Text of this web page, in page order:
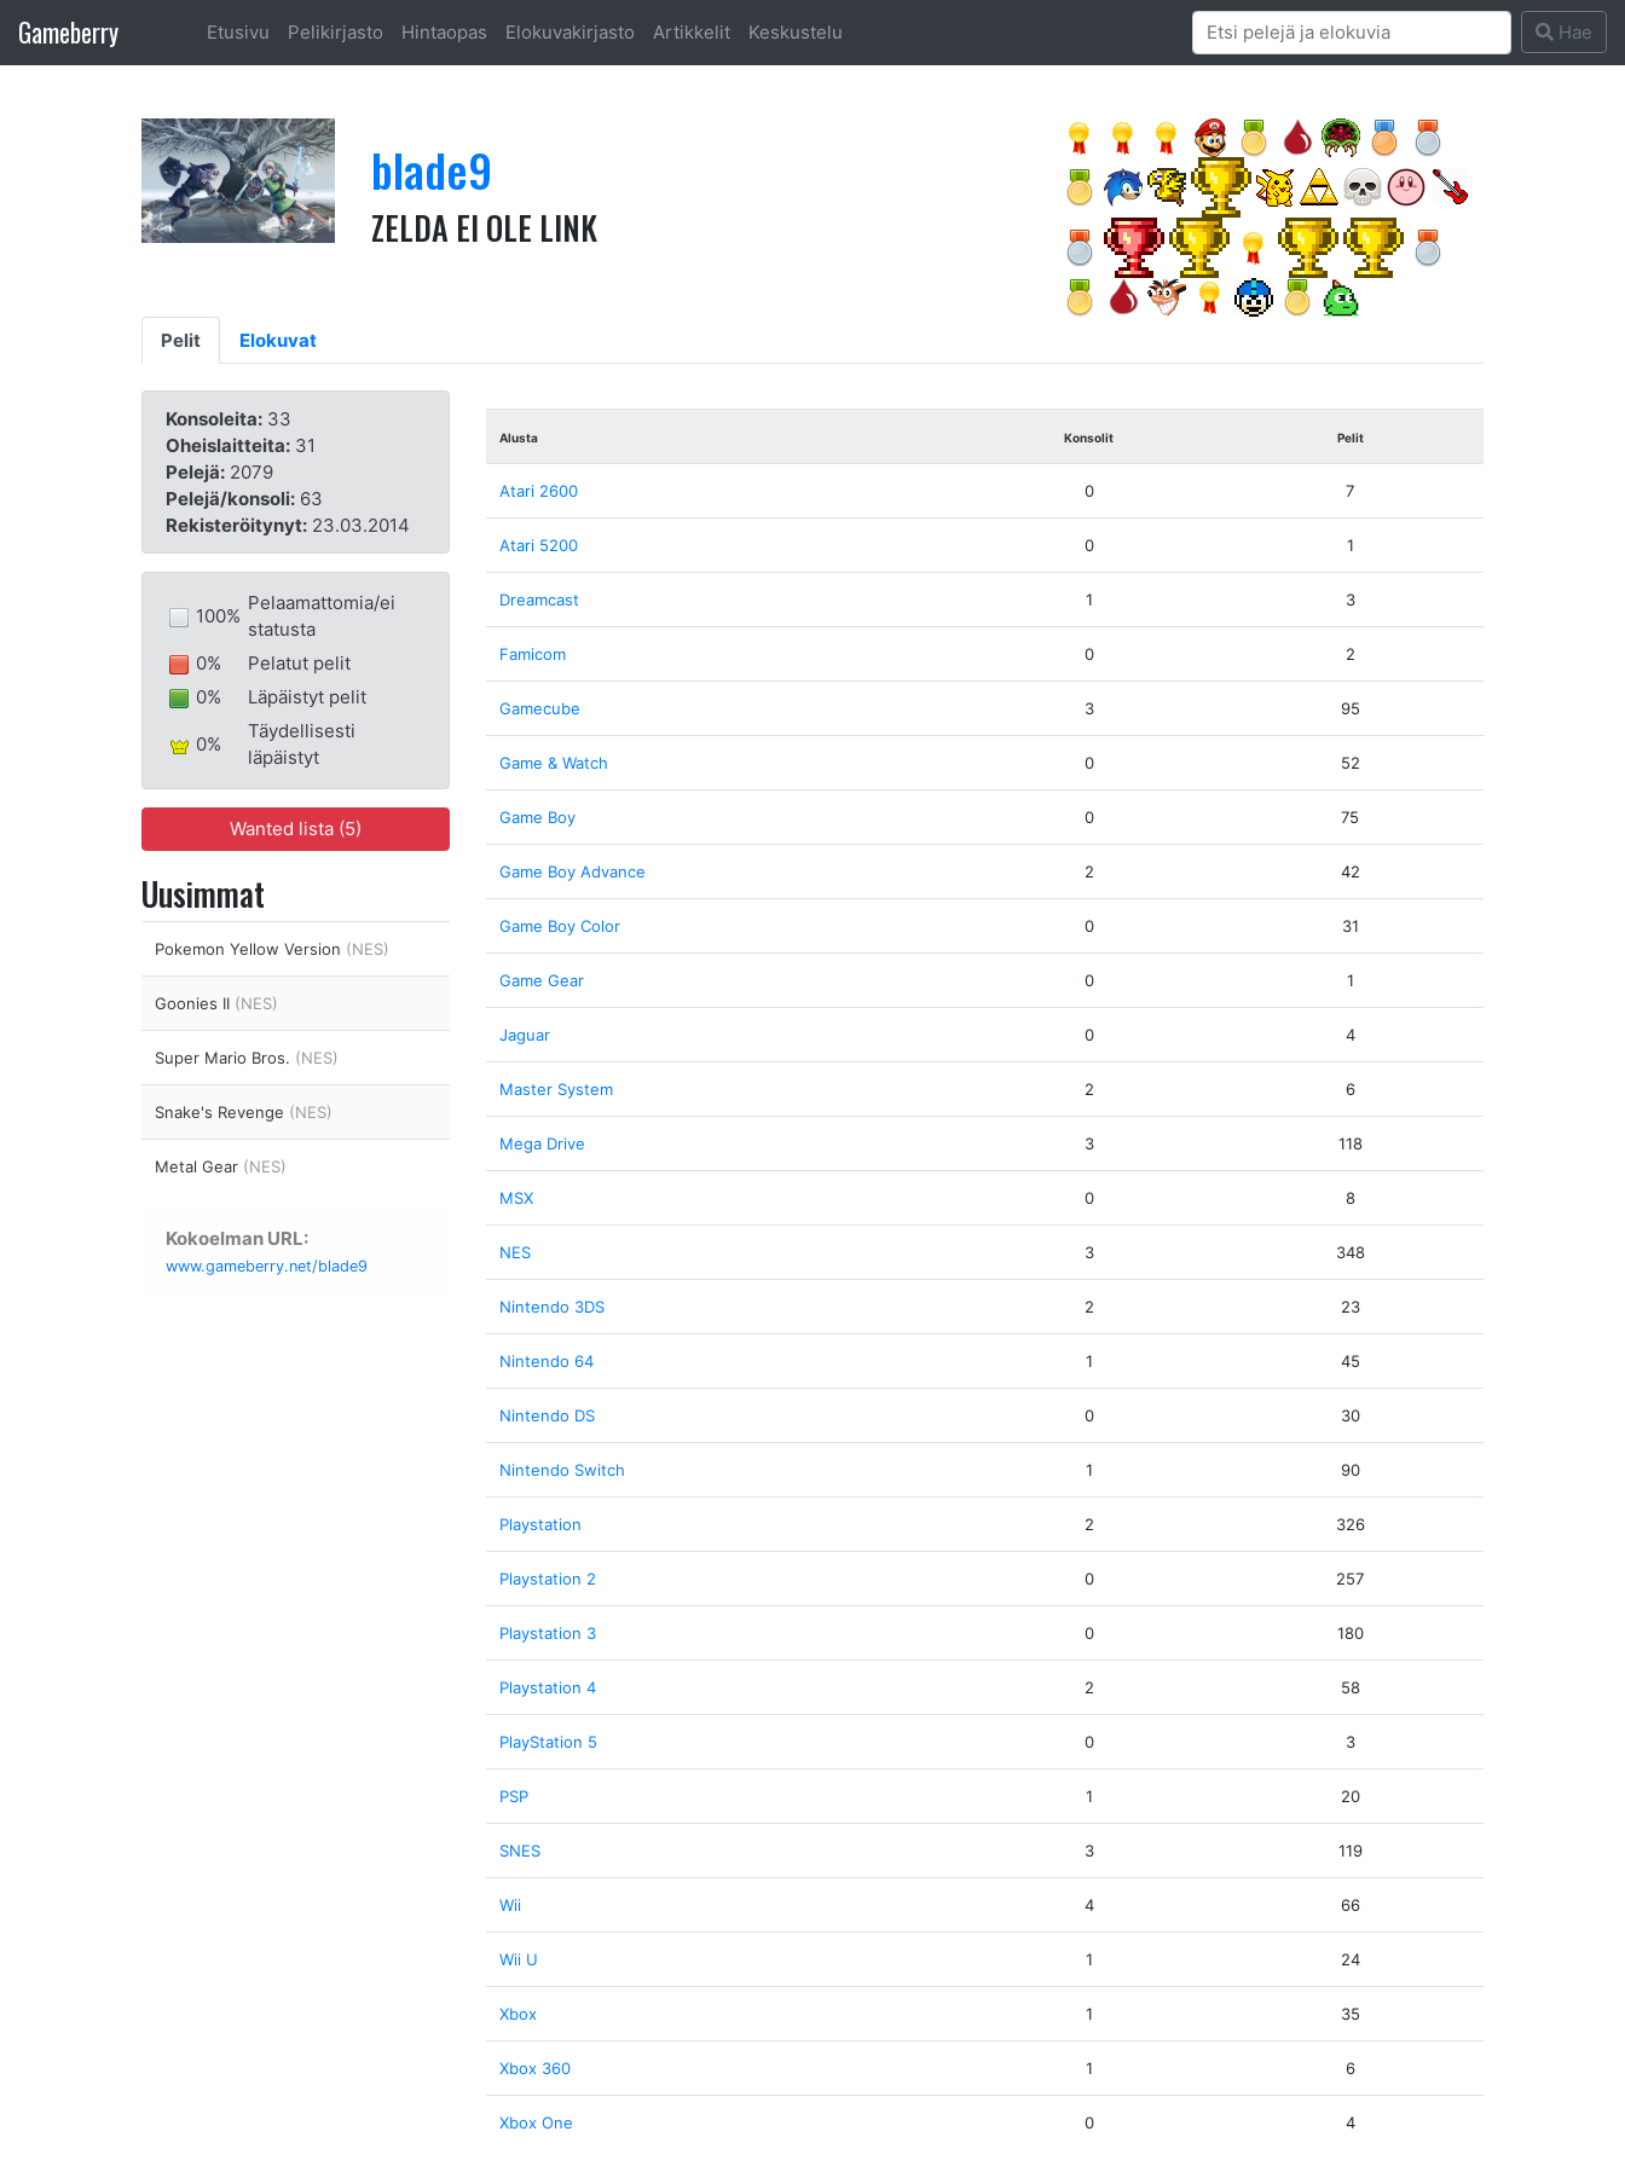
Gameberry Etusivu Pelikirjasto Hintaopas Elokuvakirjasto Artikkelit Keskustelu Hae
blade9
ZELDA EI OLE LINK
Pelit Elokuvat
Konsoleita:33
Oheislaitteita:31
Pelejä:2079
Pelejä/konsoli:63
Rekisteröitynyt:23.03.2014
100%
Pelaamattomia/ei
statusta
0%
Pelatut pelit
0%
Läpäistyt pelit
0%
Täydellisesti
läpäistyt
Wanted lista (5)
Uusimmat
Pokemon Yellow Version (NES)
Goonies II (NES)
Super Mario Bros. (NES)
Snake's Revenge (NES)
Metal Gear (NES)
Kokoelman URL:
www.gameberry.net/blade9
Alusta Konsolit Pelit
Atari 2600 0 7
Atari 5200 0 1
Dreamcast 1 3
Famicom 0 2
Gamecube 3 95
Game & Watch 0 52
Game Boy 0 75
Game Boy Advance 2 42
Game Boy Color 0 31
Game Gear 0 1
Jaguar 0 4
Master System 2 6
Mega Drive 3 118
MSX 0 8
NES 3 348
Nintendo 3DS 2 23
Nintendo 64 1 45
Nintendo DS 0 30
Nintendo Switch 1 90
Playstation 2 326
Playstation 2 0 257
Playstation 3 0 180
Playstation 4 2 58
PlayStation 5 0 3
PSP 1 20
SNES 3 119
Wii 4 66
Wii U 1 24
Xbox 1 35
Xbox 360 1 6
Xbox One 0 4